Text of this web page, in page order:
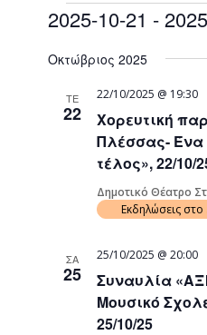
2025-10-21 -
date.
Οκτώβριος 2025
ΤΕ
22
Χορευτική
Πλέσσας- Ένα
τέλος», 22/10/
22/10/2025 @ 19:30
Δημοτικό Θέατρο
Εκδηλώσεις
ΣΑ
25
Συναυλία
Μουσικό
25/10/25
25/10/2025 @ 20:00